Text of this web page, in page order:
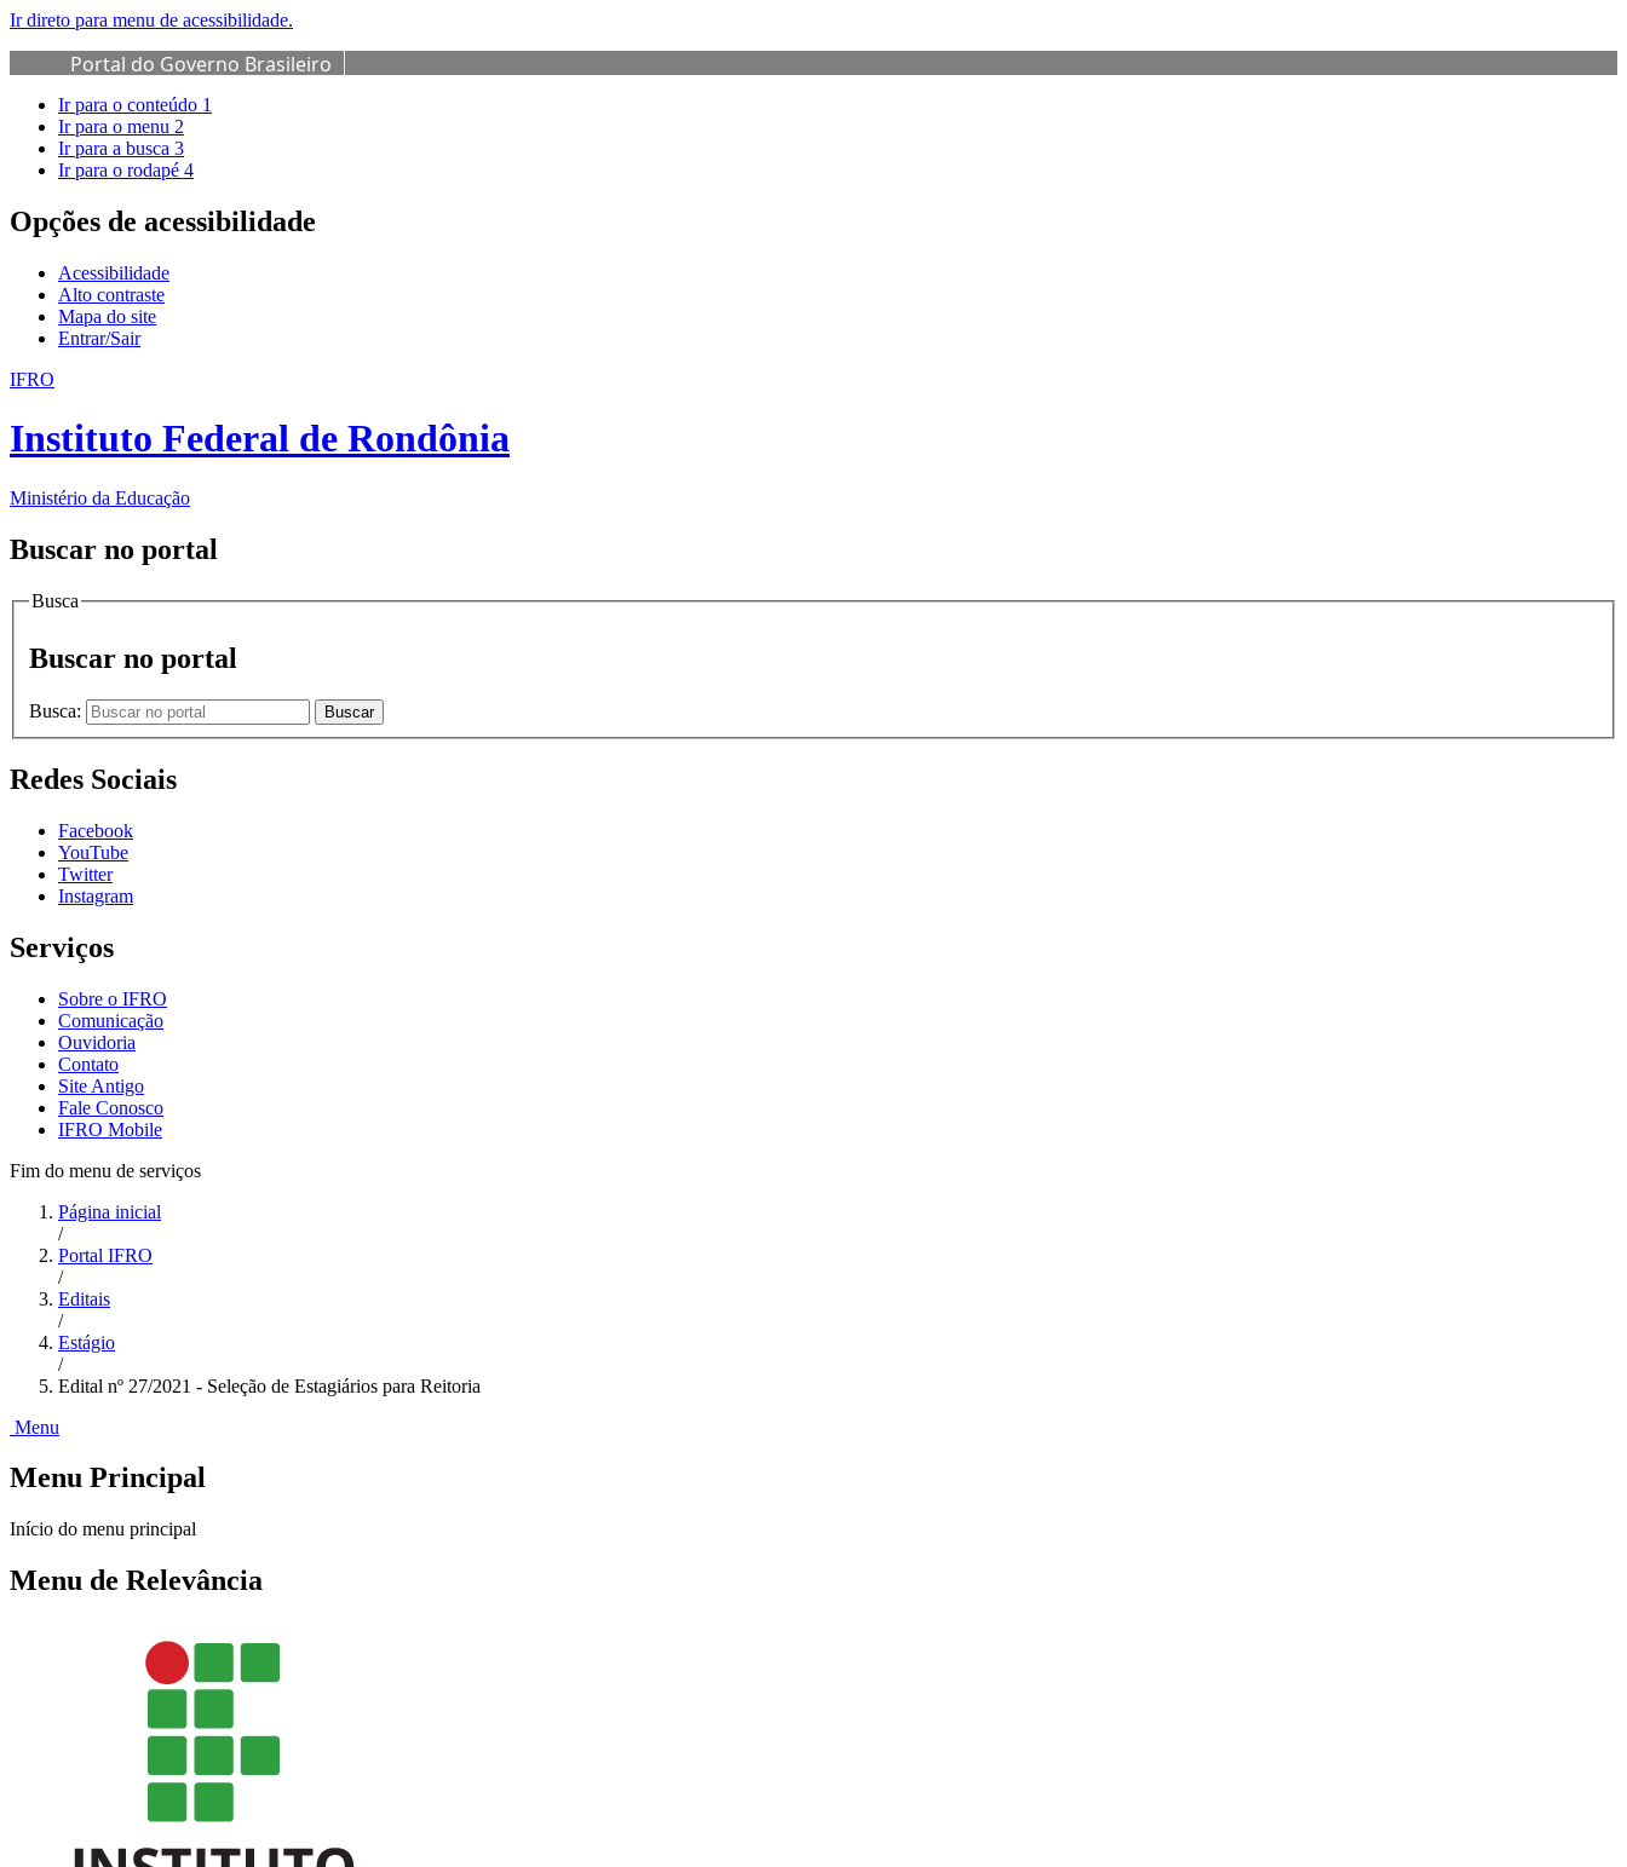
Ir direto para menu de acessibilidade.
Portal do Governo Brasileiro
Ir para o conteúdo 1
Ir para o menu 2
Ir para a busca 3
Ir para o rodapé 4
Opções de acessibilidade
Acessibilidade
Alto contraste
Mapa do site
Entrar/Sair
IFRO
Instituto Federal de Rondônia
Ministério da Educação
Buscar no portal
Busca
Buscar no portal
Busca: Buscar
Redes Sociais
Facebook
YouTube
Twitter
Instagram
Serviços
Sobre o IFRO
Comunicação
Ouvidoria
Contato
Site Antigo
Fale Conosco
IFRO Mobile
Fim do menu de serviços
Página inicial
/
Portal IFRO
/
Editais
/
Estágio
/
Edital nº 27/2021 - Seleção de Estagiários para Reitoria
Menu
Menu Principal
Início do menu principal
Menu de Relevância